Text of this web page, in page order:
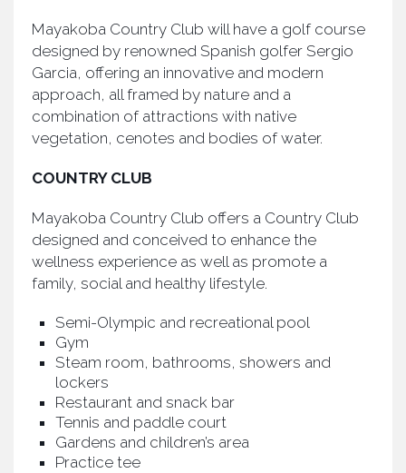
Mayakoba Country Club will have a golf course
designed by renowned Spanish golfer Sergio
Garcia, offering an innovative and modern
approach, all framed by nature and a
combination of attractions with native
vegetation, cenotes and bodies of water.
COUNTRY CLUB
Mayakoba Country Club offers a Country Club
designed and conceived to enhance the
wellness experience as well as promote a
family, social and healthy lifestyle.
Semi-Olympic and recreational pool
Gym
Steam room, bathrooms, showers and
lockers
Restaurant and snack bar
Tennis and paddle court
Gardens and children’s area
Practice tee